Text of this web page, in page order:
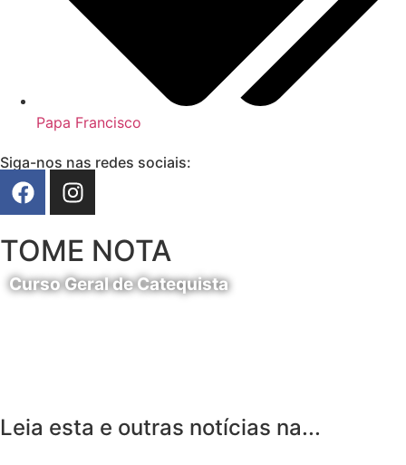
Papa Francisco
Siga-nos nas redes sociais:
TOME NOTA
Curso Geral de Catequista
Leia esta e outras notícias na...